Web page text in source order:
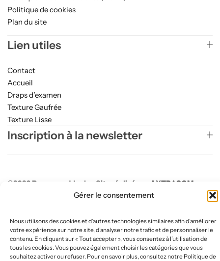
Gérer le consentement
Nous utilisons des cookies et d’autres technologies similaires afin d’améliorer
votre expérience sur notre site, d’analyser notre trafic et de personnaliser le
contenu. En cliquant sur « Tout accepter », vous consentez à l’utilisation de
tous les cookies. Vous pouvez également choisir les catégories que vous
souhaitez activer ou refuser. Pour en savoir plus, consultez notre Politique de
Politique de cookies
Plan du site
Lien utiles
Contact
Accueil
Draps d’examen
Texture Gaufrée
Texture Lisse
Inscription à la newsletter
©2026 Papergooddeal — Site réalisé par AXTRACOM
Tous droits réservés.